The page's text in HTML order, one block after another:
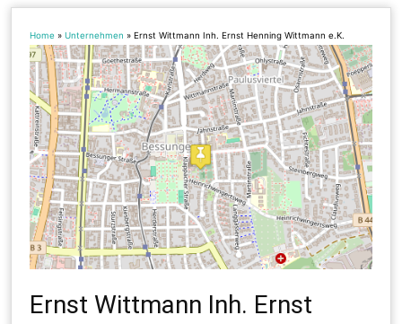
Home »Unternehmen »Ernst Wittmann Inh. Ernst Henning Wittmann e.K.
Ernst Wittmann Inh. Ernst